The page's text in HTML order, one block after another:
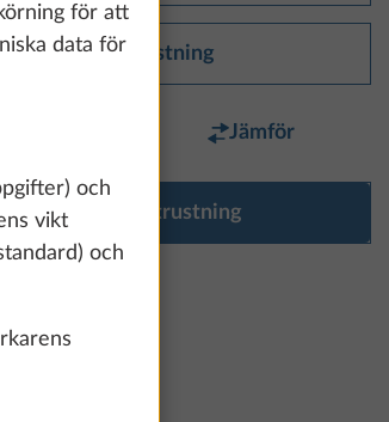
Standardutrustning
Jämför
Konfigurera utrustning
för att
data för
och
vikt
och